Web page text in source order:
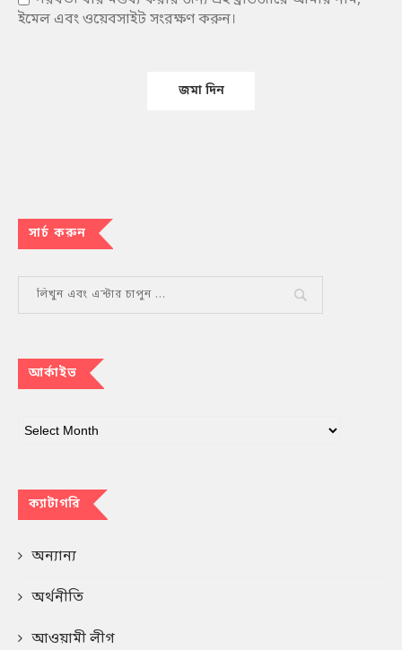
ইমেল এবং ওয়েবসাইট সংরক্ষণ করুন।
সার্চ করুন
আর্কাইভ
ক্যাটাগরি
অন্যান্য
অর্থনীতি
আওয়ামী লীগ